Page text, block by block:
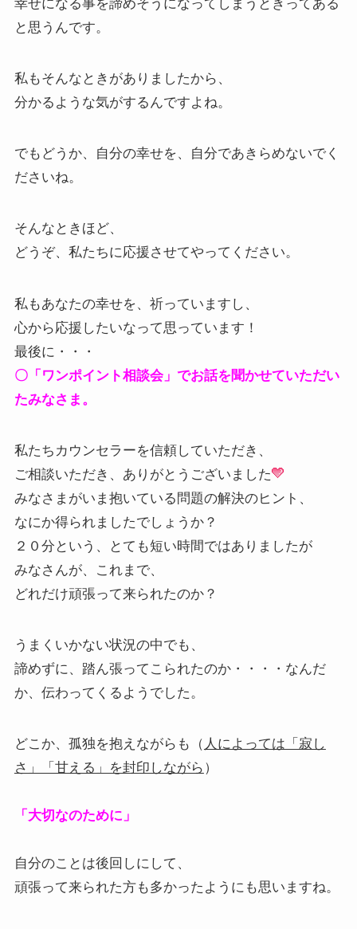
幸せになる事を諦めそうになってしまうときってある
と思うんです。
私もそんなときがありましたから、
分かるような気がするんですよね。
でもどうか、自分の幸せを、自分であきらめないでく
ださいね。
そんなときほど、
どうぞ、私たちに応援させてやってください。
私もあなたの幸せを、祈っていますし、
心から応援したいなって思っています！
最後に・・・
〇「ワンポイント相談会」 でお話を聞かせていただい
たみなさま。
私たちカウンセラーを信頼していただき、
ご相談いただき、ありがとうございました
みなさまがいま抱いている問題の解決のヒント、
なにか得られましたでしょうか？
２０分という、とても短い時間ではありましたが
みなさんが、これまで、
どれだけ頑張って来られたのか？
うまくいかない状況の中でも、
諦めずに、踏ん張ってこられたのか・・・・なんだ
か、伝わってくるようでした。
どこか、孤独を抱えながらも（ 人によっては「寂し
さ」「甘える」を封印しながら ）
「大切なのために」
自分のことは後回しにして、
頑張って来られた方も多かったようにも思いますね。